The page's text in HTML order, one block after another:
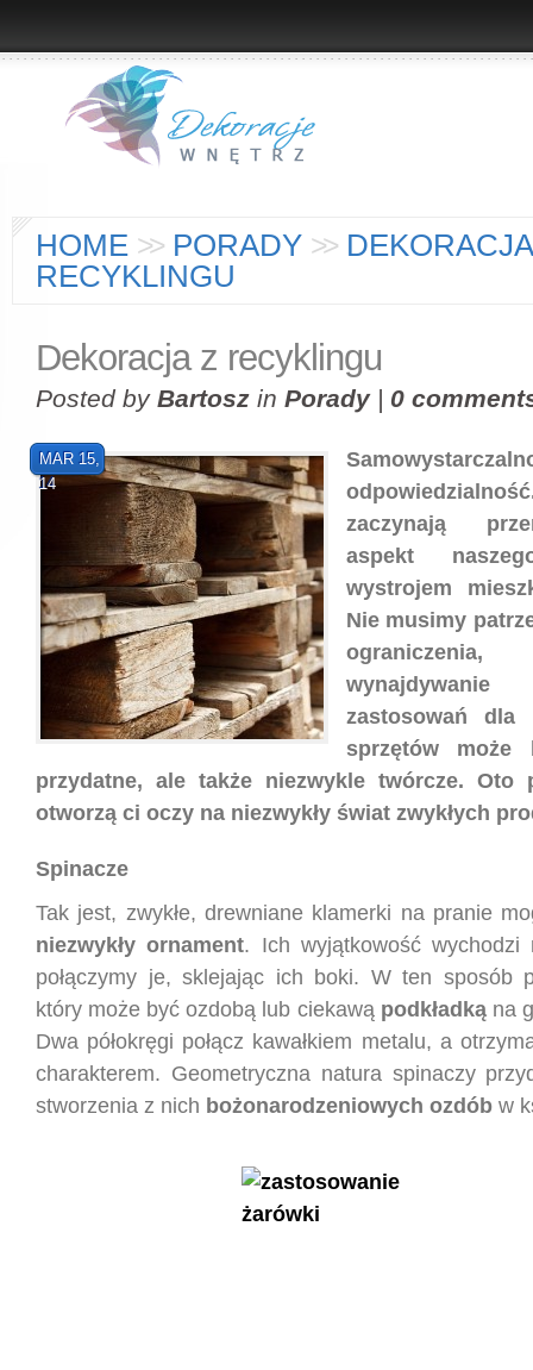
HOME >> PORADY >>
RECYKLINGU
Dekoracja z recyklingu
Posted by Bartosz in Porady| 0
MAR 15,
14
zaczynają
aspekt
wystrojem
Nie musimy
zastosowań dla
sprzętów
przydatne, ale także niezwykle twórcze. Oto
otworzą ci oczy na niezwykły świat zwykłych
Spinacze
Tak jest, zwykłe, drewniane klamerki na pranie
niezwykły ornament. Ich wyjątkowość wychodzi
połączymy je, sklejając ich boki. W ten sposób
który może być ozdobą lub ciekawą podkładką na
Dwa półokręgi połącz kawałkiem metalu, a
charakterem. Geometryczna natura spinaczy
stworzenia z nich bożonarodzeniowych ozdób w